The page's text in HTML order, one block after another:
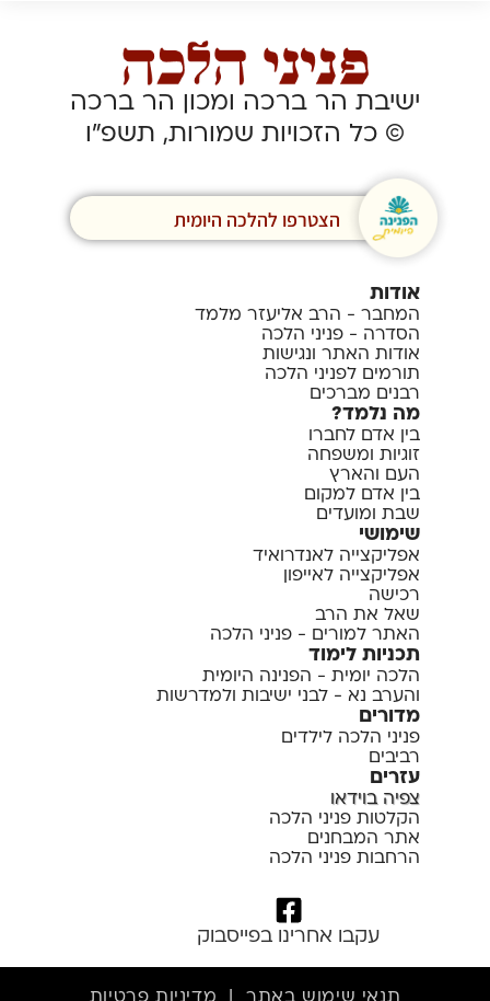
ישיבת הר ברכה ומכון הר ברכה
© כל הזכויות שמורות, תשפ”ו
הצטרפו להלכה היומית
אודות
המחבר - הרב אליעזר מלמד
הסדרה - פניני הלכה
אודות האתר ונגישות
תורמים לפניני הלכה
רבנים מברכים
מה נלמד?
בין אדם לחברו
זוגיות ומשפחה
העם והארץ
בין אדם למקום
שבת ומועדים
שימושי
אפליקצייה לאנדרואיד
אפליקצייה לאייפון
רכישה
שאל את הרב
האתר למורים - פניני הלכה
תכניות לימוד
הלכה יומית - הפנינה היומית
והערב נא - לבני ישיבות ולמדרשות
מדורים
פניני הלכה לילדים
רביבים
עזרים
צפיה בוידאו
הקלטות פניני הלכה
אתר המבחנים
הרחבות פניני הלכה
עקבו אחרינו בפייסבוק